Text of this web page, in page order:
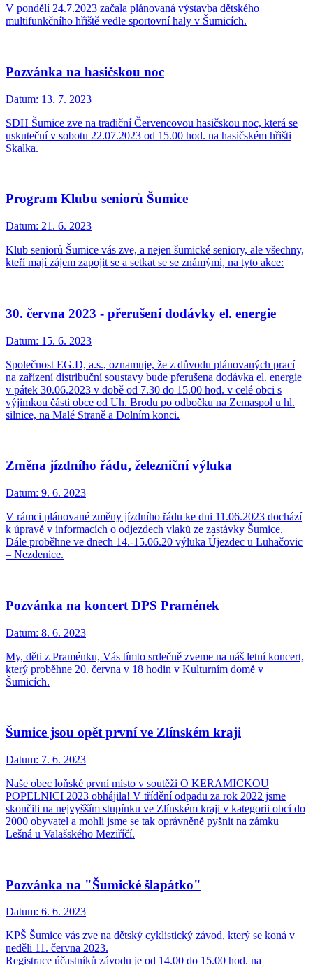
V pondělí 24.7.2023 začala plánovaná výstavba dětského
multifunkčního hřiště vedle sportovní haly v Šumicích.
Pozvánka na hasičskou noc
Datum: 13. 7. 2023
SDH Šumice zve na tradiční Červencovou hasičskou noc, která se
uskuteční v sobotu 22.07.2023 od 15.00 hod. na hasičském hřišti
Skalka.
Program Klubu seniorů Šumice
Datum: 21. 6. 2023
Klub seniorů Šumice vás zve, a nejen šumické seniory, ale všechny,
kteří mají zájem zapojit se a setkat se se známými, na tyto akce:
30. června 2023 - přerušení dodávky el. energie
Datum: 15. 6. 2023
Společnost EG.D, a.s., oznamuje, že z důvodu plánovaných prací
na zařízení distribuční soustavy bude přerušena dodávka el. energie
v pátek 30.06.2023 v době od 7.30 do 15.00 hod. v celé obci s
výjimkou části obce od Uh. Brodu po odbočku na Zemaspol u hl.
silnice, na Malé Straně a Dolním konci.
Změna jízdního řádu, železniční výluka
Datum: 9. 6. 2023
V rámci plánované změny jízdního řádu ke dni 11.06.2023 dochází
k úpravě v informacích o odjezdech vlaků ze zastávky Šumice.
Dále proběhne ve dnech 14.-15.06.20 výluka Újezdec u Luhačovic
– Nezdenice.
Pozvánka na koncert DPS Pramének
Datum: 8. 6. 2023
My, děti z Praménku, Vás tímto srdečně zveme na náš letní koncert,
který proběhne 20. června v 18 hodin v Kulturním domě v
Šumicích.
Šumice jsou opět první ve Zlínském kraji
Datum: 7. 6. 2023
Naše obec loňské první místo v soutěži O KERAMICKOU
POPELNICI 2023 obhájila! V třídění odpadu za rok 2022 jsme
skončili na nejvyšším stupínku ve Zlínském kraji v kategorii obcí do
2000 obyvatel a mohli jsme se tak oprávněně pyšnit na zámku
Lešná u Valašského Meziříčí.
Pozvánka na "Šumické šlapátko"
Datum: 6. 6. 2023
KPŠ Šumice vás zve na dětský cyklistický závod, který se koná v
neděli 11. června 2023.
Registrace účastníků závodu je od 14.00 do 15.00 hod. na